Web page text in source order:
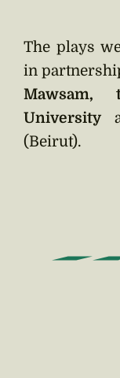
The plays
in
Mawsam,
University
(Beirut).